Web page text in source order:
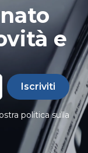
e
Iscriviti
politica sulla